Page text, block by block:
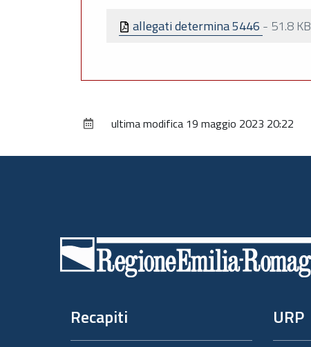
allegati determina 5446 - 51.8 KB
ultima modifica 19 maggio 2023 20:22
Recapiti URP